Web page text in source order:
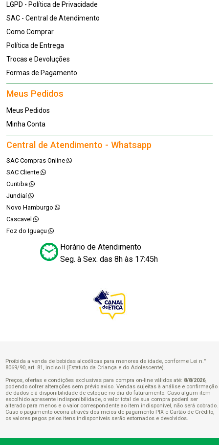
LGPD - Política de Privacidade
SAC - Central de Atendimento
Como Comprar
Política de Entrega
Trocas e Devoluções
Formas de Pagamento
Meus Pedidos
Meus Pedidos
Minha Conta
Central de Atendimento - Whatsapp
SAC Compras Online
SAC Cliente
Curitiba
Jundiaí
Novo Hamburgo
Cascavel
Foz do Iguaçu
Horário de Atendimento
Seg. à Sex. das 8h às 17:45h
Proibida a venda de bebidas alcoólicas para menores de idade, conforme Lei n.°
8069/90, art. 81, inciso II (Estatuto da Criança e do Adolescente).
Preços, ofertas e condições exclusivas para compra on-line válidos até: 8/8/2026,
podendo sofrer alterações sem prévio aviso. Vendas sujeitas à análise e confirmação
de dados e à disponibilidade de estoque no dia do faturamento. Caso algum item
escolhido apresente indisponibilidade, o valor total de sua compra poderá ser
alterado para menos e o valor correspondente ao item indisponível, não será cobrado.
Caso o pagamento ocorra através dos meios de pagamento PIX e Cartão de Crédito,
os valores pagos pelos itens indisponíveis serão estornados e devolvidos.